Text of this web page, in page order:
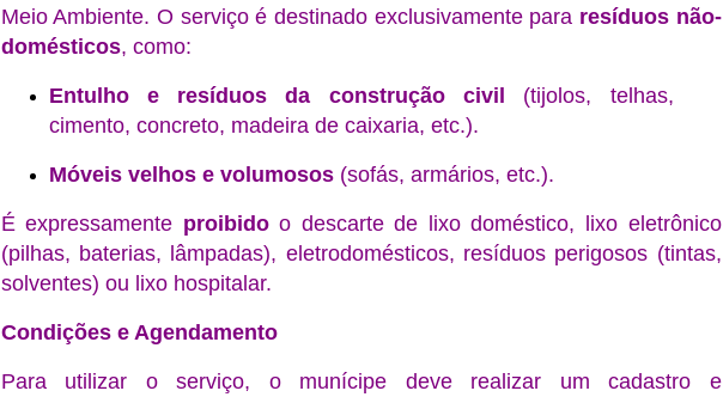
Meio Ambiente. O serviço é destinado exclusivamente para resíduos não-
domésticos, como:
Entulho e resíduos da construção civil
(tijolos, telhas,
cimento, concreto, madeira de caixaria, etc.).
Móveis velhos e volumosos(sofás, armários, etc.).
É expressamente proibidoo descarte de lixo doméstico, lixo eletrônico
(pilhas, baterias, lâmpadas), eletrodomésticos, resíduos perigosos (tintas,
solventes) ou lixo hospitalar.
Condições e Agendamento
Para utilizar o serviço, o munícipe deve realizar um cadastro e